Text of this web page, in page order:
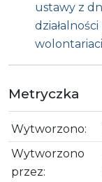
ustawy z
Metryczka
Wytworzono:
Wytworzono
przez: